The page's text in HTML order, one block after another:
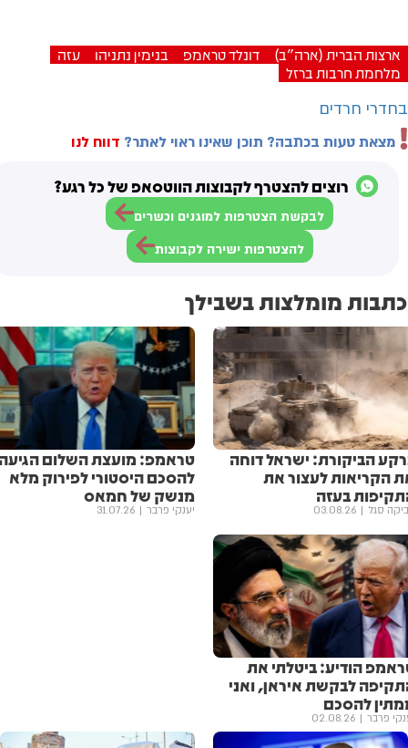
ארצות הברית (ארה"ב) דונלד טראמפ בנימין נתניהו
עזה
מלחמת חרבות ברזל
בחדרי חרדים
מצאת טעות בכתבה? תוכן שאינו ראוי לאתר? דווח לנו
רוצים להצטרף לקבוצות הווטסאפ של כל רגע?
לבקשת הצטרפות למוגנים וכשרים
להצטרפות ישירה לקבוצות
כתבות מומלצות בשבילך
הביקורת: ישראל דוחה
הקריאות לעצור את
בעזה
סגל 03.08.26
טראמפ: מועצת השלום
להסכם היסטורי לפירוק מלא
מנשק של חמאס
יענקי פרבר 31.07.26
הודיע: ביטלתי את
לבקשת איראן, ואני
להסכם
פרבר 02.08.26